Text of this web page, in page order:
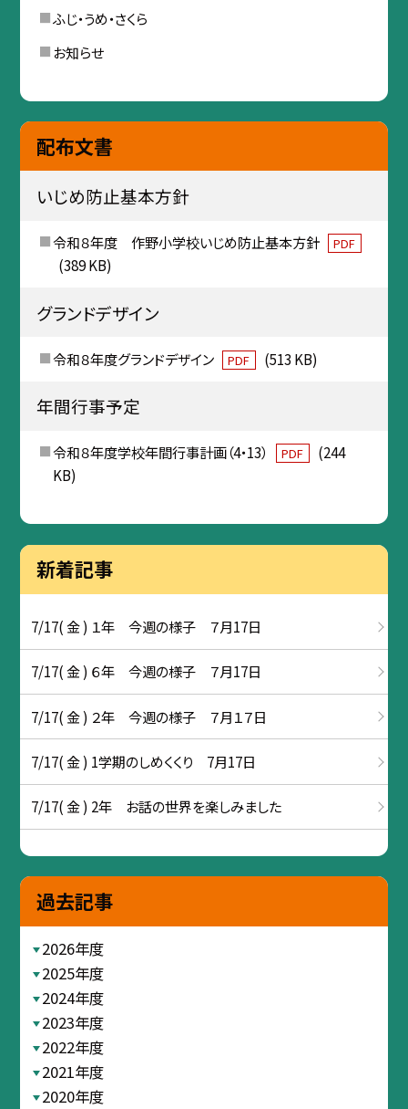
ふじ・うめ・さくら
お知らせ
配布文書
いじめ防止基本方針
令和８年度 作野小学校いじめ防止基本方針 PDF
(389 KB)
グランドデザイン
令和８年度グランドデザイン PDF (513 KB)
年間行事予定
令和８年度学校年間行事計画（4・13） PDF
(244
KB)
新着記事
7/17( 金 ) １年 今週の様子 ７月17日
7/17( 金 ) ６年 今週の様子 ７月17日
7/17( 金 ) ２年 今週の様子 ７月１７日
7/17( 金 ) 1学期のしめくくり 7月17日
7/17( 金 ) 2年 お話の世界を楽しみました
過去記事
2026年度
2025年度
2024年度
2023年度
2022年度
2021年度
2020年度